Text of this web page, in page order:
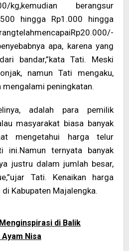
kg,kemudian berangsur
hingga Rp1.000 hingga
apa, karena yang
bandar,”kata Tati. Meski
namun Tati mengaku,
peningkatan.
adalah para pemilik
masyarakat biasa banyak
mengetahui harga telur
ini.Namun ternyata banyak
justru dalam jumlah besar,
Tati. Kenaikan harga
Kabupaten Majalengka.
di Balik
Nisa